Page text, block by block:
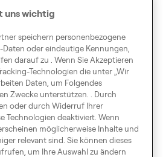
personenbezogene Daten,
Inhaber oder direkt von
zur Verfügung gestellt werden,
der vereinbarten
Abrechnung sowie der Analyse,
seiner Dienste.
dieser Daten
Art. 4 Nr. 7 DSGVO.
Datenschutzrecht
der Business Account-Inhaber
durch sie erfolgende
uns wichtig
speichern personenbezogene
Daten oder eindeutige Kennungen,
darauf zu . Wenn Sie Akzeptieren
Technologien die unter „Wir
Daten, um Folgendes
Zwecke unterstützen. . Durch
oder durch Widerruf Ihrer
Technologien deaktiviert. Wenn
möglicherweise Inhalte und
relevant sind. Sie können dieses
um Ihre Auswahl zu ändern